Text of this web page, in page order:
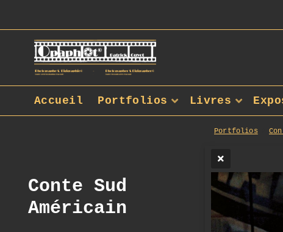
Portfolios
Conte Sud
Américain
Accueil Portfolios Livres